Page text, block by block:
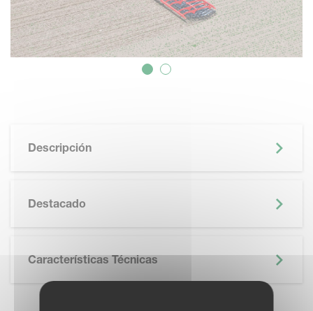
Descripción
Destacado
Características Técnicas